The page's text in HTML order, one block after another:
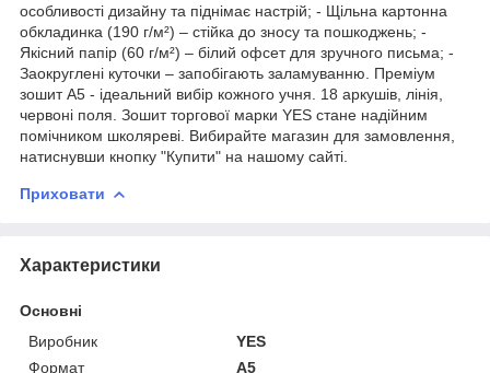
особливості дизайну та піднімає настрій; - Щільна картонна
обкладинка (190 г/м²) – стійка до зносу та пошкоджень; -
Якісний папір (60 г/м²) – білий офсет для зручного письма; -
Заокруглені куточки – запобігають заламуванню. Преміум
зошит А5 - ідеальний вибір кожного учня. 18 аркушів, лінія,
червоні поля. Зошит торгової марки YES стане надійним
помічником школяреві. Вибирайте магазин для замовлення,
натиснувши кнопку "Купити" на нашому сайті.
Приховати
Характеристики
Основні
Виробник
YES
Формат
A5